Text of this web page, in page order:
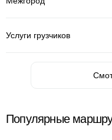
Услуги грузчиков
Популярные